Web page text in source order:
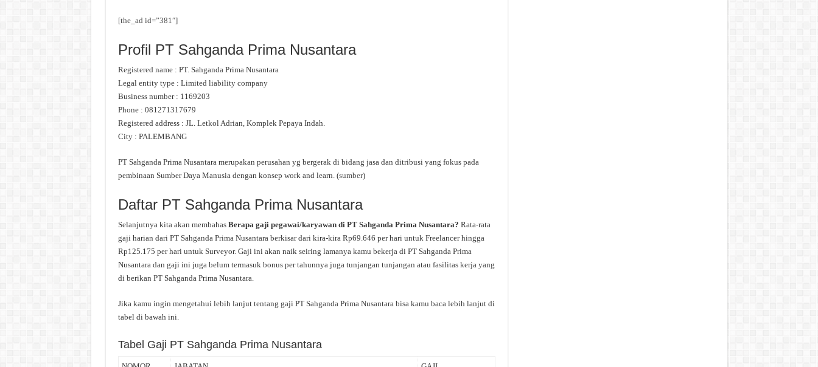
[the_ad id=”381″]
Profil PT Sahganda Prima Nusantara
Registered name : PT. Sahganda Prima Nusantara
Legal entity type : Limited liability company
Business number : 1169203
Phone : 081271317679
Registered address : JL. Letkol Adrian, Komplek Pepaya Indah.
City : PALEMBANG
PT Sahganda Prima Nusantara merupakan perusahan yg bergerak di bidang jasa dan ditribusi yang fokus pada
pembinaan Sumber Daya Manusia dengan konsep work and learn. (sumber)
Daftar PT Sahganda Prima Nusantara
Selanjutnya kita akan membahas Berapa gaji pegawai/karyawan di PT Sahganda Prima Nusantara? Rata-rata
gaji harian dari PT Sahganda Prima Nusantara berkisar dari kira-kira Rp69.646 per hari untuk Freelancer hingga
Rp125.175 per hari untuk Surveyor. Gaji ini akan naik seiring lamanya kamu bekerja di PT Sahganda Prima
Nusantara dan gaji ini juga belum termasuk bonus per tahunnya juga tunjangan tunjangan atau fasilitas kerja yang
di berikan PT Sahganda Prima Nusantara.
Jika kamu ingin mengetahui lebih lanjut tentang gaji PT Sahganda Prima Nusantara bisa kamu baca lebih lanjut di
tabel di bawah ini.
Tabel Gaji PT Sahganda Prima Nusantara